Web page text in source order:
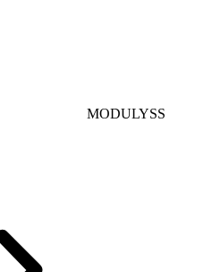
MODULYSS